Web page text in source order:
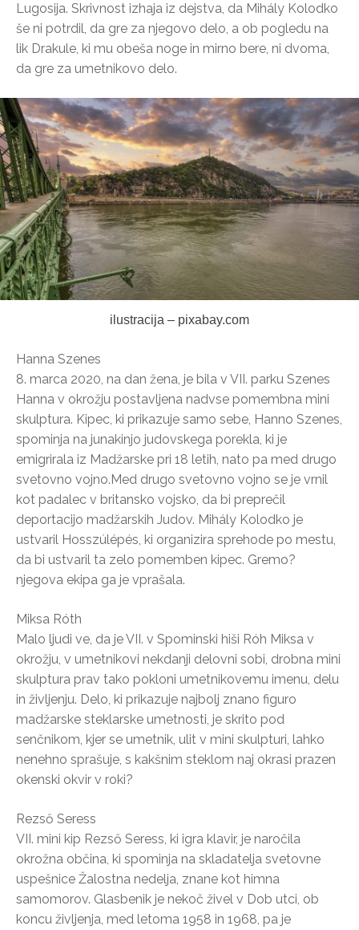
Lugosija. Skrivnost izhaja iz dejstva, da Mihály Kolodko
še ni potrdil, da gre za njegovo delo, a ob pogledu na
lik Drakule, ki mu obeša noge in mirno bere, ni dvoma,
da gre za umetnikovo delo.
ilustracija – pixabay.com
Hanna Szenes
8. marca 2020, na dan žena, je bila v VII. parku Szenes
Hanna v okrožju postavljena nadvse pomembna mini
skulptura. Kipec, ki prikazuje samo sebe, Hanno Szenes,
spominja na junakinjo judovskega porekla, ki je
emigrirala iz Madžarske pri 18 letih, nato pa med drugo
svetovno vojno.Med drugo svetovno vojno se je vrnil
kot padalec v britansko vojsko, da bi preprečil
deportacijo madžarskih Judov. Mihály Kolodko je
ustvaril Hosszúlépés, ki organizira sprehode po mestu,
da bi ustvaril ta zelo pomemben kipec. Gremo?
njegova ekipa ga je vprašala.
Miksa Róth
Malo ljudi ve, da je VII. v Spominski hiši Róh Miksa v
okrožju, v umetnikovi nekdanji delovni sobi, drobna mini
skulptura prav tako pokloni umetnikovemu imenu, delu
in življenju. Delo, ki prikazuje najbolj znano figuro
madžarske steklarske umetnosti, je skrito pod
senčnikom, kjer se umetnik, ulit v mini skulpturi, lahko
nenehno sprašuje, s kakšnim steklom naj okrasi prazen
okenski okvir v roki?
Rezső Seress
VII. mini kip Rezső Seress, ki igra klavir, je naročila
okrožna občina, ki spominja na skladatelja svetovne
uspešnice Žalostna nedelja, znane kot himna
samomorov. Glasbenik je nekoč živel v Dob utci, ob
koncu življenja, med letoma 1958 in 1968, pa je